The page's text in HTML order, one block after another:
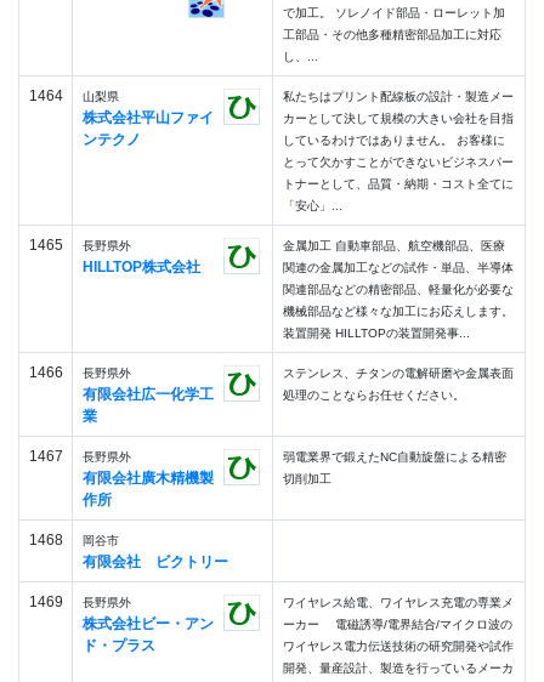
で加工。 ソレノイド部品・ローレット加
工部品・その他多種精密部品加工に対応
し、...
1464 山梨県
株式会社平山ファイ
ンテクノ
私たちはプリント配線板の設計・製造メー
カーとして決して規模の大きい会社を目指
しているわけではありません。 お客様に
とって欠かすことができないビジネスパー
トナーとして、品質・納期・コスト全てに
「安心」...
1465 長野県外
HILLTOP株式会社
金属加工 自動車部品、航空機部品、医療
関連の金属加工などの試作・単品、半導体
関連部品などの精密部品、軽量化が必要な
機械部品など様々な加工にお応えします。
装置開発 HILLTOPの装置開発事...
1466 長野県外
有限会社広一化学工
業
ステンレス、チタンの電解研磨や金属表面
処理のことならお任せください。
1467 長野県外
有限会社廣木精機製
作所
弱電業界で鍛えたNC自動旋盤による精密
切削加工
1468 岡谷市
有限会社 ビクトリー
1469 長野県外
株式会社ビー・アン
ド・プラス
ワイヤレス給電、ワイヤレス充電の専業メ
ーカー 電磁誘導/電界結合/マイクロ波の
ワイヤレス電力伝送技術の研究開発や試作
開発、量産設計、製造を行っているメーカ